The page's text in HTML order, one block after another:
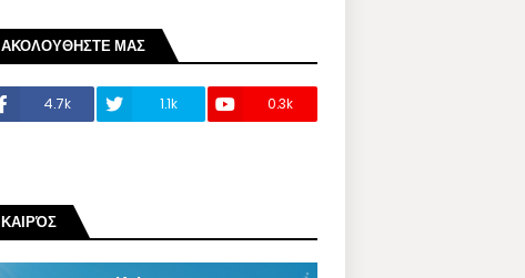
ΑΚΟΛΟΥΘΗΣΤΕ ΜΑΣ
4.7k 1.1k 0.3k
ΚΑΙΡΌΣ